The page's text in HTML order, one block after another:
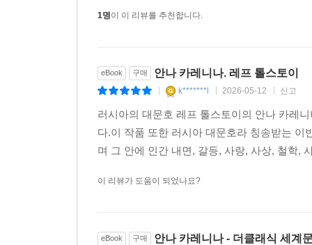
1명이 이 리뷰를 추천합니다.
eBook 구매 안나 카레니나. 레프 톨스토이
k*******l 2026-05-12 신고
러시아의 대문호 레프 톨스토이의 안나 카레
다.이 작품 또한 러시아 대문호라 칭송받는
며 그 안에 인간 내면, 갈등, 사랑, 사상, 철학,
이 리뷰가 도움이 되었나요?
eBook 구매 안나 카레니나 - 더클래식 세계